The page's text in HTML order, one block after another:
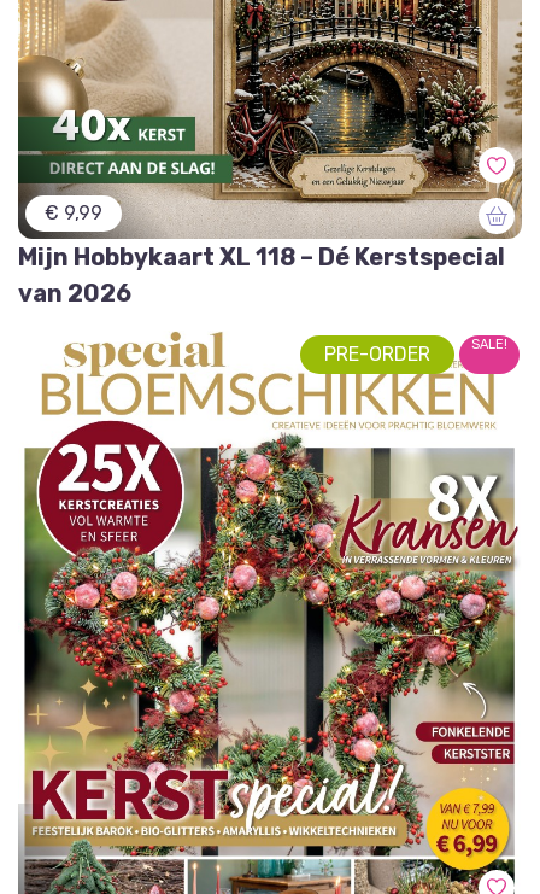
De workshops worden gegeven op:
Zaterdag 13 juni van 10 tot 12 uur
Zaterdag 4 juli van 10 tot 12 uur
Zaterdag 1 augustus van 10 tot 12 uur
Vrijdag 14 augustus van 10 tot 12 uur
€ 9,99
Mijn Hobbykaart XL 118 – Dé Kerstspecial
van 2026
PRE-ORDER SALE!